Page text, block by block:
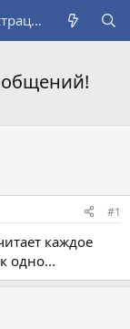
Регистрация
#1
каждое
одно...